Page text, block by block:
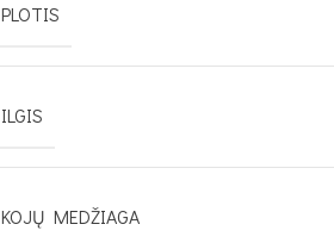
PLOTIS
ILGIS
KOJŲ MEDŽIAGA